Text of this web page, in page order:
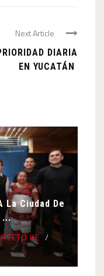
Next Article
DIARIA
EN YUCATÁN
La Ciudad De
...
KE